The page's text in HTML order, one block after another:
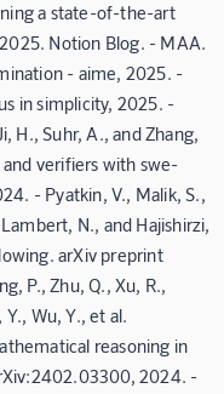
a state-of-the-art
Notion Blog. - MAA.
- aime, 2025. -
in simplicity, 2025. -
H., Suhr, A., and Zhang,
verifiers with swe-
- Pyatkin, V., Malik, S.,
N., and Hajishirzi,
arXiv preprint
P., Zhu, Q., Xu, R.,
Wu, Y., et al.
reasoning in
2024. -